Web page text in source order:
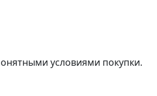
условиями покупки.